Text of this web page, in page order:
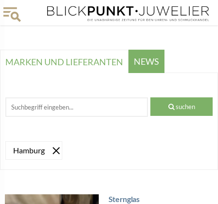
MARKEN UND LIEFERANTEN NEWS
suchen
Hamburg
Sternglas